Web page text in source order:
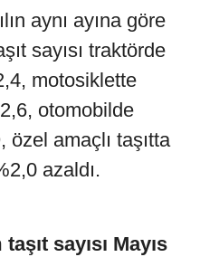
aynı ayına göre
sayısı traktörde
motosiklette
otomobilde
amaçlı taşıtta
azaldı.
sayısı Mayıs